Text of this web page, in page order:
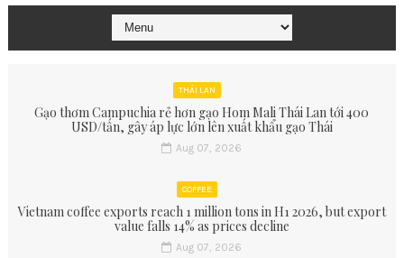
THÁI LAN
Gạo thơm Campuchia rẻ hơn gạo Hom Mali Thái Lan tới 400
USD/tấn, gây áp lực lớn lên xuất khẩu gạo Thái
Aug 07, 2026
COFFEE
Vietnam coffee exports reach 1 million tons in H1 2026, but export
value falls 14% as prices decline
Aug 07, 2026